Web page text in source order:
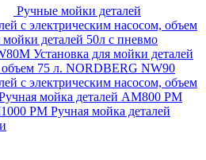
Ручные мойки деталей
с электрическим насосом, объем
мойки деталей 50л с пневмо
Установка для мойки деталей
объем 75 л. NORDBERG NW90
с электрическим насосом, объем
мойка деталей АМ800 РМ
РМ Ручная мойка деталей